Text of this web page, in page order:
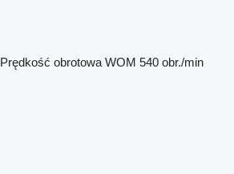
Prędkość obrotowa WOM 540 obr./min